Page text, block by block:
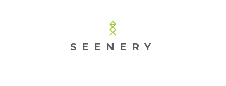
SEENERY